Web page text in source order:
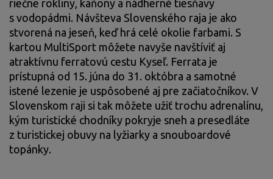
riečne rokliny, kaňony a nádherné tiesňavy
s vodopádmi. Návšteva Slovenského raja je ako
stvorená na jeseň, keď hrá celé okolie farbami. S
kartou MultiSport môžete navyše navštíviť aj
atraktívnu ferratovú cestu Kyseľ. Ferrata je
prístupná od 15. júna do 31. októbra a samotné
istené lezenie je uspôsobené aj pre začiatočníkov. V
Slovenskom raji si tak môžete užiť trochu adrenalínu,
kým turistické chodníky pokryje sneh a presedláte
z turistickej obuvy na lyžiarky a snouboardové
topánky.